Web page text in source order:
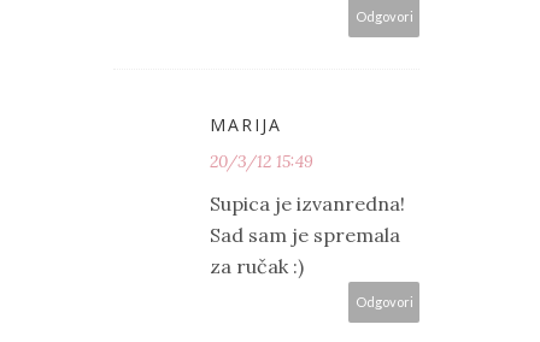
Odgovori
MARIJA
20/3/12 15:49
Supica je izvanredna!
Sad sam je spremala
za ručak :)
Odgovori